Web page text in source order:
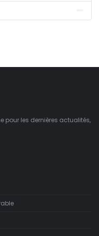
pour les dernières actualités,